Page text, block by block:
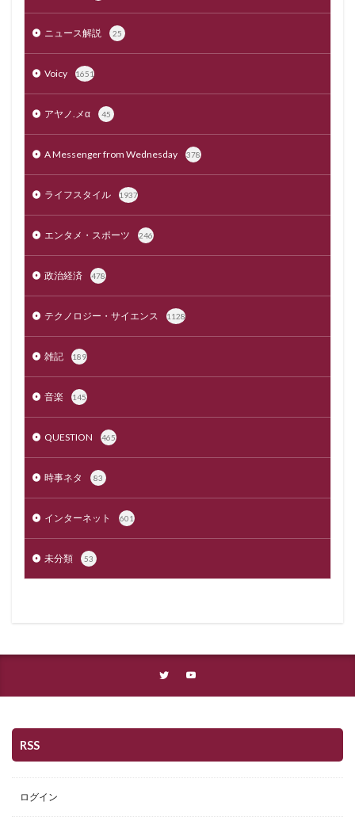
ニュース解説 25
Voicy 1651
アヤノ.メα 45
A Messenger from Wednesday 378
ライフスタイル 1937
エンタメ・スポーツ 246
政治経済 478
テクノロジー・サイエンス 1128
雑記 189
音楽 145
QUESTION 465
時事ネタ 83
インターネット 601
未分類 53
RSS
ログイン